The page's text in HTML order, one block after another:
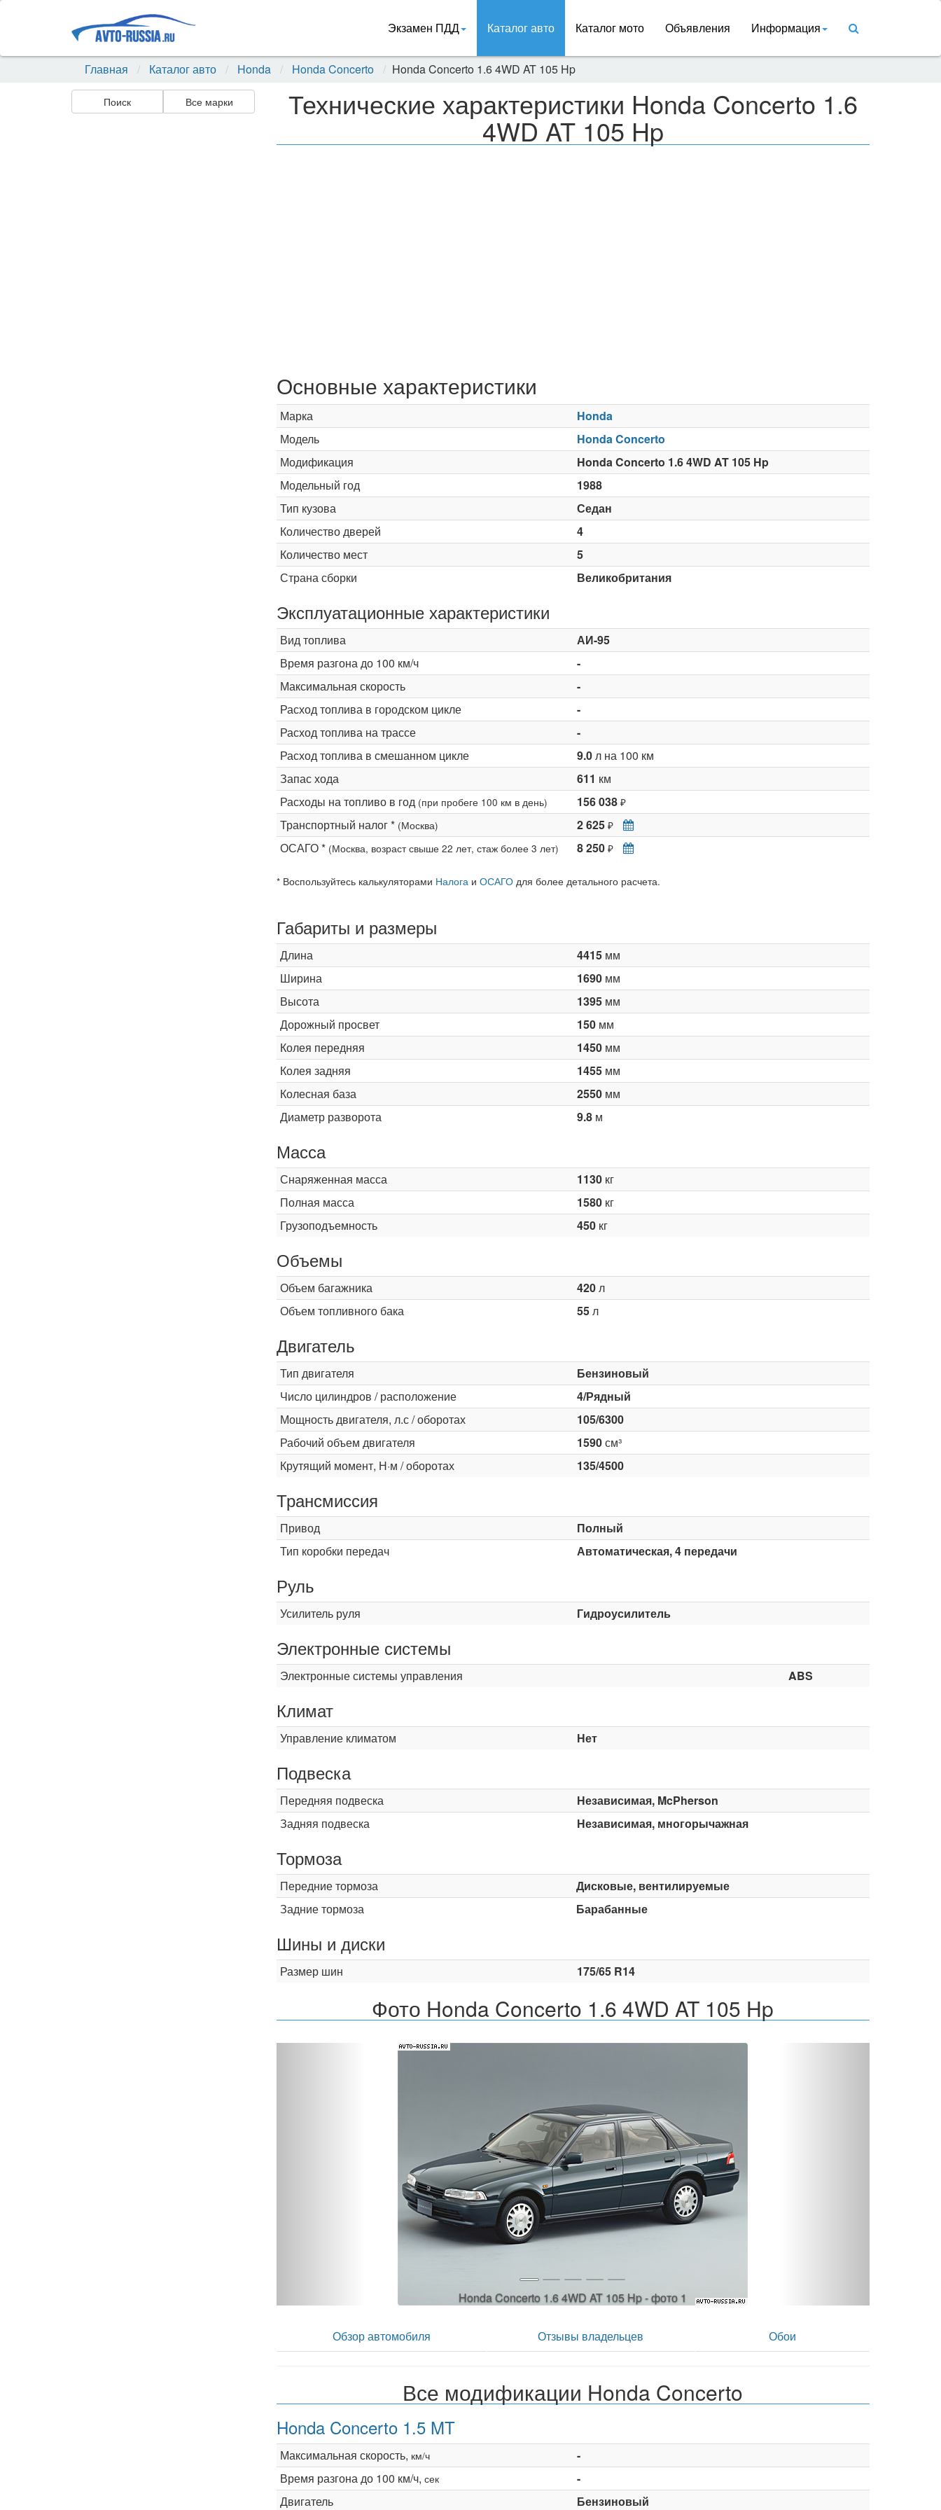
Экзамен ПДД Каталог авто Каталог мото Объявления Информация
Главная Каталог авто Honda Honda Concerto Honda Concerto 1.6 4WD AT 105 Hp
Поиск Все марки Технические характеристики Honda Concerto 1.6
4WD AT 105 Hp
Основные характеристики
Марка
Honda
Модель
Honda Concerto
Модификация
Honda Concerto 1.6 4WD AT 105 Hp
Модельный год
1988
Тип кузова
Седан
Количество дверей
4
Количество мест
5
Страна сборки
Великобритания
Эксплуатационные характеристики
Вид топлива
АИ-95
Время разгона до 100 км/ч
-
Максимальная скорость
-
Расход топлива в городском цикле
-
Расход топлива на трассе
-
Расход топлива в смешанном цикле
9.0л на 100 км
Запас хода
611 км
Расходы на топливо в год (при пробеге 100 км в день) 156 038 ₽
Транспортный налог * (Москва) 2 625 ₽
ОСАГО * (Москва, возраст свыше 22 лет, стаж более 3 лет) 8 250 ₽
* Воспользуйтесь калькуляторами Налогаи ОСАГОдля более детального расчета.
Габариты и размеры
Длина 4415мм
Ширина
1690мм
Высота
1395мм
Дорожный просвет
150мм
Колея передняя
1450мм
Колея задняя
1455мм
Колесная база
2550мм
Диаметр разворота
9.8м
Масса
Снаряженная масса 1130кг
Полная масса
1580кг
Грузоподъемность
450кг
Объемы
Объем багажника 420л
Объем топливного бака
55л
Двигатель
Тип двигателя
Бензиновый
Число цилиндров / расположение
4/Рядный
Мощность двигателя, л.с / оборотах
105/6300
Рабочий объем двигателя
1590см³
Крутящий момент, Н·м / оборотах
135/4500
Трансмиссия
Привод
Полный
Тип коробки передач
Автоматическая, 4 передачи
Руль
Усилитель руля Гидроусилитель
Электронные системы
Электронные системы управления ABS
Климат
Управление климатом Нет
Подвеска
Передняя подвеска
Независимая, McPherson
Задняя подвеска
Независимая, многорычажная
Тормоза
Передние тормоза
Дисковые, вентилируемые
Задние тормоза
Барабанные
Шины и диски
Размер шин 175/65 R14
Фото Honda Concerto 1.6 4WD AT 105 Hp
Honda Concerto 1.6 4WD AT 105 Hp - фото 2
Обзор автомобиля Отзывы владельцев Обои
Все модификации Honda Concerto
Honda Concerto 1.5 MT
Максимальная скорость, км/ч
-
Время разгона до 100 км/ч, сек
-
Двигатель
Бензиновый